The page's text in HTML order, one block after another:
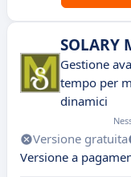
SOLARY
Gestione
tempo per
dinamici
Versione gratuita
Versione a